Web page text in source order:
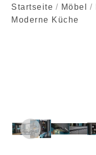
Startseite Möbel
Moderne Küche